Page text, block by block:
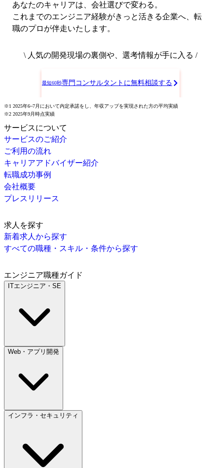
あなたのキャリアは、会社選びで変わる。
これまでのエンジニア経験がきっと活きる企業へ、転
職のプロが伴走いたします。
\ 人気の開発現場の裏側や、選考情報が手に入る /
最短60秒専門コンサルタントに無料相談する
※1 2025年6~7月において内定承諾をし、年収アップを実現された方の平均実績
※2 2025年9月時点実績
サービスについて
サービスのご紹介
ご利用の流れ
キャリアアドバイザー紹介
転職成功事例
会社概要
プレスリリース
求人を探す
新着求人から探す
すべての職種・スキル・条件から探す
エンジニア職種ガイド
ITエンジニア・SE
Web・アプリ開発
インフラ・セキュリティ